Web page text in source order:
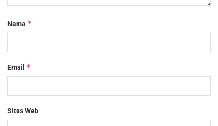
Nama *
Email *
Situs Web